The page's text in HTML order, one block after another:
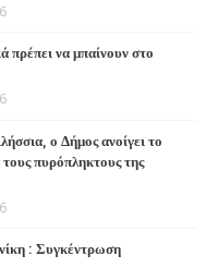
πρέπει να μπαίνουν στο
ο Δήμος ανοίγει το
πυρόπληκτους της
: Συγκέντρωση